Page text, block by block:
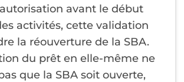
avant le début
activités, cette validation
la réouverture de la SBA.
du prêt en elle-même ne
que la SBA soit ouverte,